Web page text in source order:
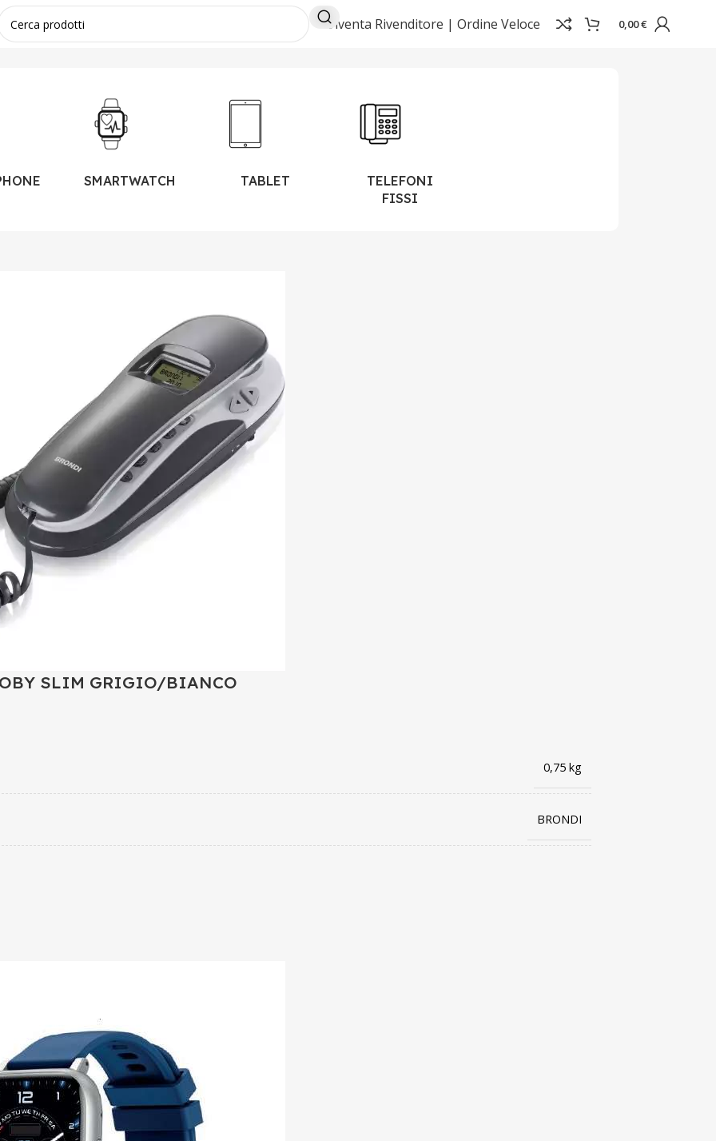
Diventa Rivenditore | Ordine Veloce 0,00€
SMARTWATCH TABLET
TELEFONI
FISSI
SLIM GRIGIO/BIANCO
0,75 kg
BRONDI